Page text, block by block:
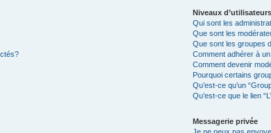
Niveaux
Qui sont les
Que sont les
Que sont les groupes
Comment adhérer à
Comment devenir
Pourquoi certains
Qu’est-ce qu’un
Qu’est-ce que le lien
Messagerie privée
Je ne peux pas